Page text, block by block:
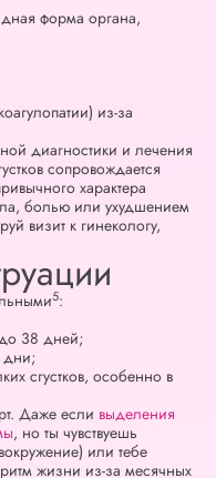
форма органа,
из-за
диагностики и лечения
сопровождается
характера
болью или ухудшением
визит к гинекологу,
5:
38 дней;
дни;
сгустков, особенно в
Даже если выделения
, но ты чувствуешь
или тебе
жизни из-за месячных